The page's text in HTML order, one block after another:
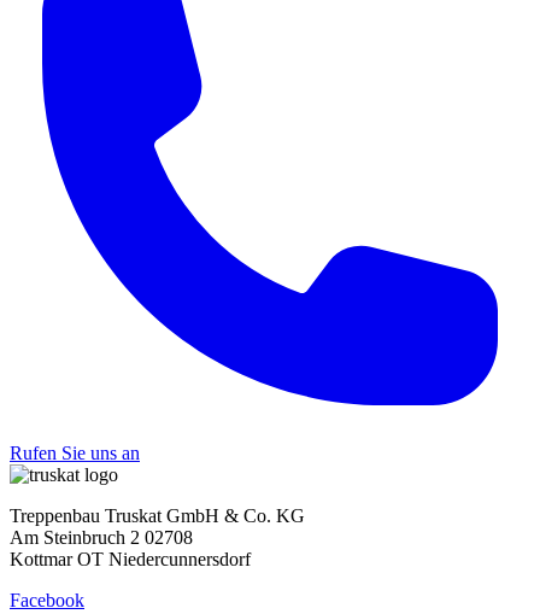
Rufen Sie uns an
Treppenbau Truskat GmbH & Co. KG
Am Steinbruch 2 02708
Kottmar OT Niedercunnersdorf
Facebook